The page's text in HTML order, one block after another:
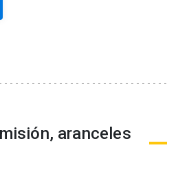
aranceles